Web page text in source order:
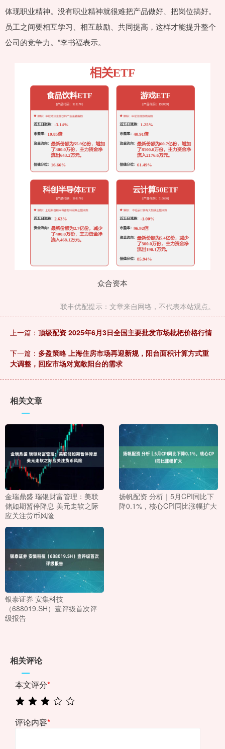
体现职业精神。没有职业精神就很难把产品做好、把岗位搞好。
员工之间要相互学习、相互鼓励、共同提高，这样才能提升整个
公司的竞争力。”李书福表示。
众合资本
联丰优配提示：文章来自网络，不代表本站观点。
上一篇： 顶级配资 2025年6月3日全国主要批发市场枇杷价格行情
下一篇： 多盈策略 上海住房市场再迎新规，阳台面积计算方式重
大调整，回应市场对宽敞阳台的需求
相关文章
金瑞鼎盛 瑞银财富管理：美联
储如期暂停降息 美元走软之际
应关注货币风险
扬帆配资 分析｜5月CPI同比下
降0.1%，核心CPI同比涨幅扩大
银泰证券 安集科技
（688019.SH）壹评级首次评
级报告
相关评论
本文评分*
评论内容*